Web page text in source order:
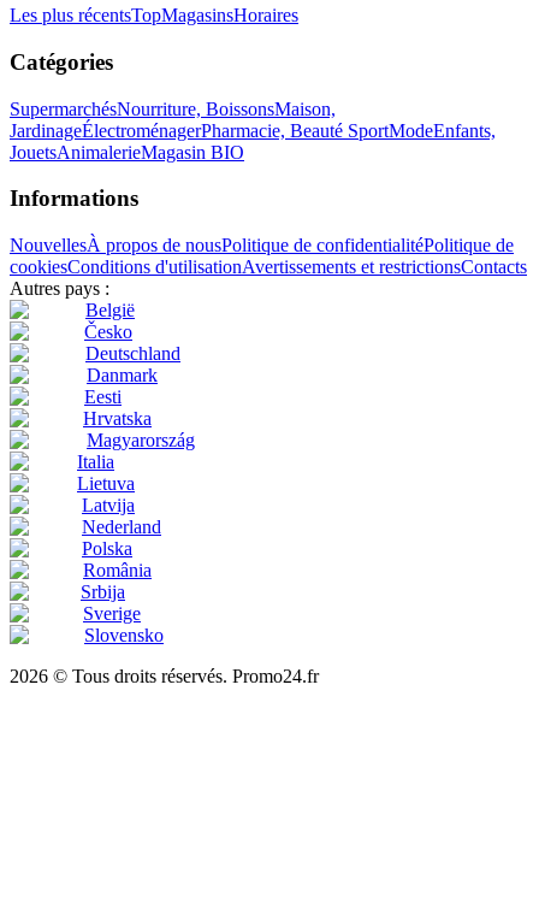
Les plus récentsTopMagasinsHoraires
Catégories
SupermarchésNourriture, BoissonsMaison,
JardinageÉlectroménagerPharmacie, Beauté SportModeEnfants,
JouetsAnimalerieMagasin BIO
Informations
NouvellesÀ propos de nousPolitique de confidentialitéPolitique de
cookiesConditions d'utilisationAvertissements et restrictionsContacts
Autres pays :
België
Česko
Deutschland
Danmark
Eesti
Hrvatska
Magyarország
Italia
Lietuva
Latvija
Nederland
Polska
România
Srbija
Sverige
Slovensko
2026 © Tous droits réservés. Promo24.fr